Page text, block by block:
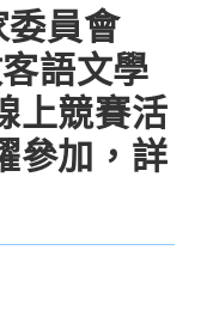
員會
語文學
上競賽活
參加，詳